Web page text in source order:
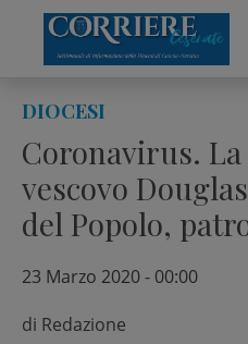
content
DIOCESI
Coronavirus.
vescovo
del Popolo,
23 Marzo 2020 - 00:00
di Redazione